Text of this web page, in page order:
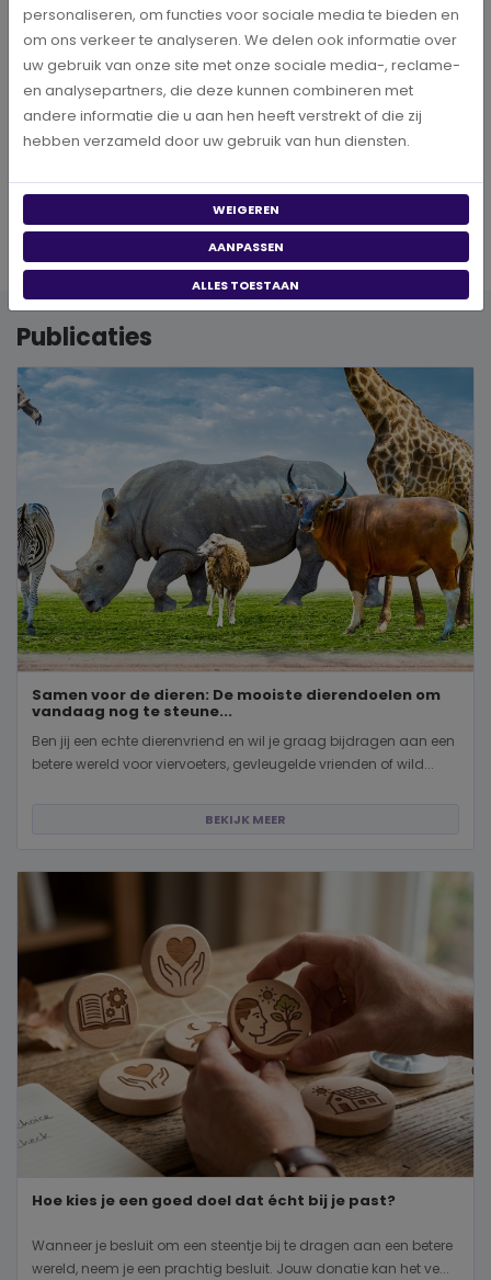
VOLG ONS
Publicaties
Samen voor de dieren: De mooiste dierendoelen om
vandaag nog te steune...
Ben jij een echte dierenvriend en wil je graag bijdragen aan een
betere wereld voor viervoeters, gevleugelde vrienden of wild...
BEKIJK MEER
Hoe kies je een goed doel dat écht bij je past?
Wanneer je besluit om een steentje bij te dragen aan een betere
wereld, neem je een prachtig besluit. Jouw donatie kan het ve...
personaliseren, om functies voor sociale media te bieden en
om ons verkeer te analyseren. We delen ook informatie over
uw gebruik van onze site met onze sociale media-, reclame-
en analysepartners, die deze kunnen combineren met
andere informatie die u aan hen heeft verstrekt of die zij
hebben verzameld door uw gebruik van hun diensten.
WEIGEREN
AANPASSEN
ALLES TOESTAAN